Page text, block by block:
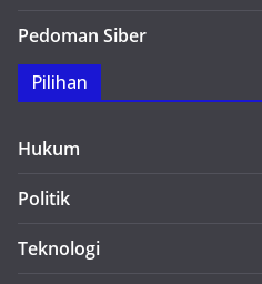
Pedoman Siber
Pilihan
Hukum
Politik
Teknologi